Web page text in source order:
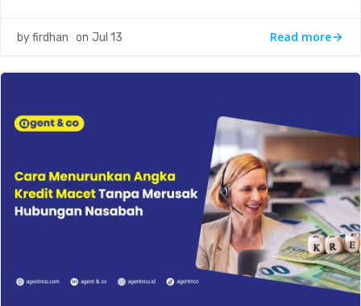
by firdhan on Jul 13 Read more